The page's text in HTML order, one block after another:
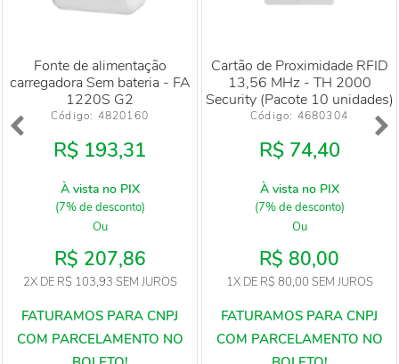
Fonte de alimentação
carregadora Sem bateria - FA
1220S G2
Código: 4820160
R$ 193,31
À vista no PIX
(7% de desconto)
Ou
R$ 207,86
2XDE R$ 103,93 SEM JUROS
Cartão de Proximidade RFID
13,56 MHz - TH 2000
Security (Pacote 10 unidades)
Código: 4680304
R$ 74,40
À vista no PIX
(7% de desconto)
Ou
R$ 80,00
1XDE R$ 80,00 SEM JUROS